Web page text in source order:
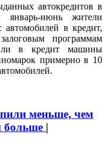
автокредитов в
июнь жители
в кредит,
программам
в кредит машины
примерно в 10
меньше, чем
больше |